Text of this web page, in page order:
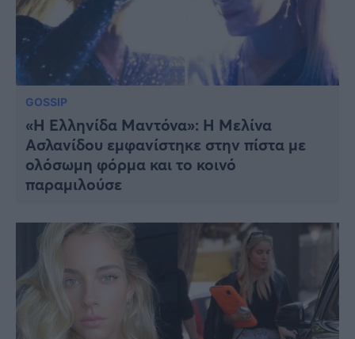
GOSSIP
«Η Ελληνίδα Μαντόνα»: Η Μελίνα
Ασλανίδου εμφανίστηκε στην πίστα με
ολόσωμη φόρμα και το κοινό
παραμιλούσε